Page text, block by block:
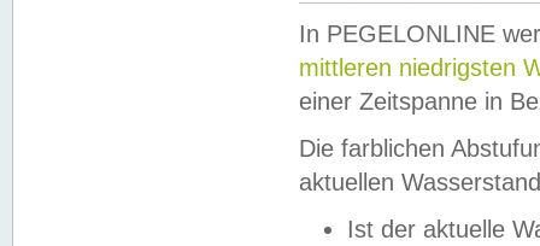
In PEGELONLINE
mittleren niedrigsten
einer Zeitspanne in
Die farblichen
aktuellen
Ist der aktuelle